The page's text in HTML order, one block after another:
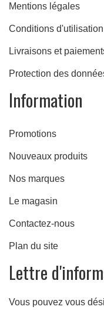
Mentions légales
Conditions d'utilisation
Livraisons et
Protection des
Information
Promotions
Nouveaux produits
Nos marques
Le magasin
Contactez-nous
Plan du site
Lettre
Vous pouvez vous